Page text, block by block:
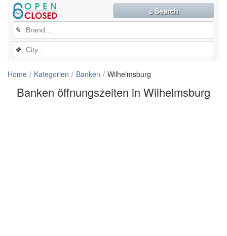
Banken öffnungszeiten in Wilhelmsburg
✎
❖
⌕ Search
Home Kategorien Banken Wilhelmsburg